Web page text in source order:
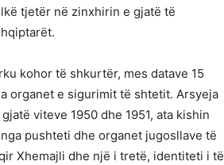
tjetër në zinxhirin e gjatë të
kohor të shkurtër, mes datave 15
organet e sigurimit të shtetit. Arsyeja
viteve 1950 dhe 1951, ata kishin
pushteti dhe organet jugosllave të
Xhemajli dhe një i tretë, identiteti i të